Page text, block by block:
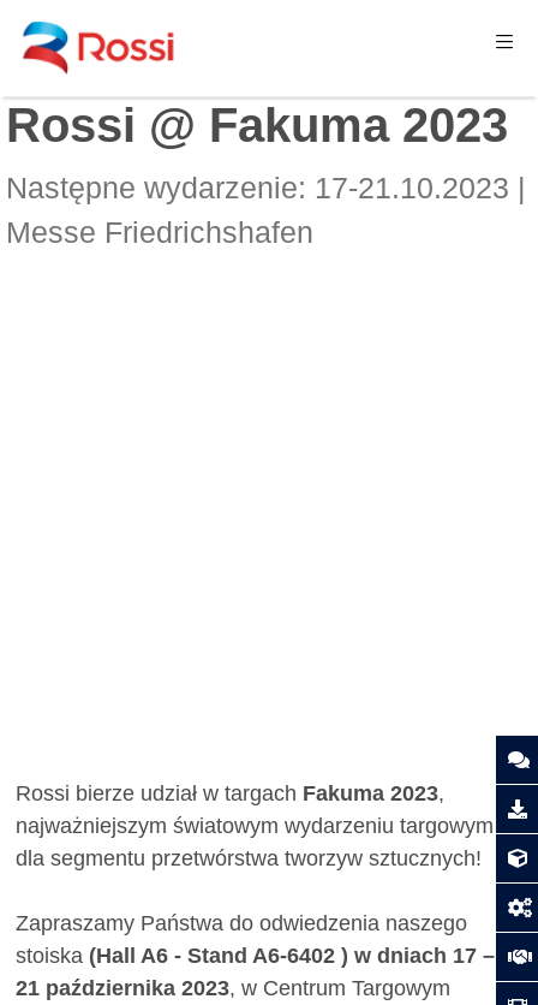
Rossi @ Fakuma 2023
Następne wydarzenie: 17-21.10.2023 |
Messe Friedrichshafen
Rossi bierze udział w targach Fakuma 2023,
najważniejszym światowym wydarzeniu targowym
dla segmentu przetwórstwa tworzyw sztucznych!
Zapraszamy Państwa do odwiedzenia naszego
stoiska (Hall A6 - Stand A6-6402 ) w dniach 17 –
21 października 2023, w Centrum Targowym